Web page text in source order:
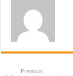
Previous